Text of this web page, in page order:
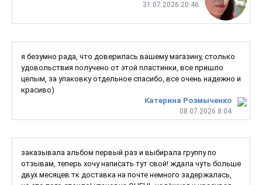
31.07.2026 20:46
Катерина Розмыченко
08.07.2026 8:04
я безумно рада, что доверилась вашему магазину, столько
удовольствия получено от этой пластинки, все пришло
целым, за упаковку отдельное спасибо, все очень надежно и
красиво)
заказывала альбом первый раз и выбирала группу по
отзывам, теперь хочу написать тут свой! ждала чуть больше
двух месяцев тк доставка на почте немного задержалась,